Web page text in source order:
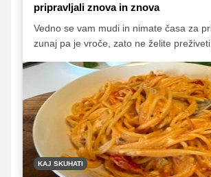
pripravljali znova in znova
Vedno se vam mudi in nimate časa za
zunaj pa je vroče, zato ne želite preživeti
hitro pripravljeno kosilo. Poskusite jih še
KAJ SKUHATI